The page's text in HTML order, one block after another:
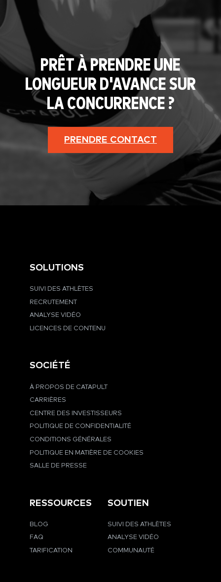
PRÊT À PRENDRE UNE
LONGUEUR D'AVANCE SUR
LA CONCURRENCE ?
PRENDRE CONTACT
SOLUTIONS
SUIVI DES ATHLÈTES
RECRUTEMENT
ANALYSE VIDÉO
LICENCES DE CONTENU
SOCIÉTÉ
À PROPOS DE CATAPULT
CARRIÈRES
CENTRE DES INVESTISSEURS
POLITIQUE DE CONFIDENTIALITÉ
CONDITIONS GÉNÉRALES
POLITIQUE EN MATIÈRE DE COOKIES
SALLE DE PRESSE
RESSOURCES
BLOG
FAQ
TARIFICATION
SOUTIEN
SUIVI DES ATHLÈTES
ANALYSE VIDÉO
COMMUNAUTÉ